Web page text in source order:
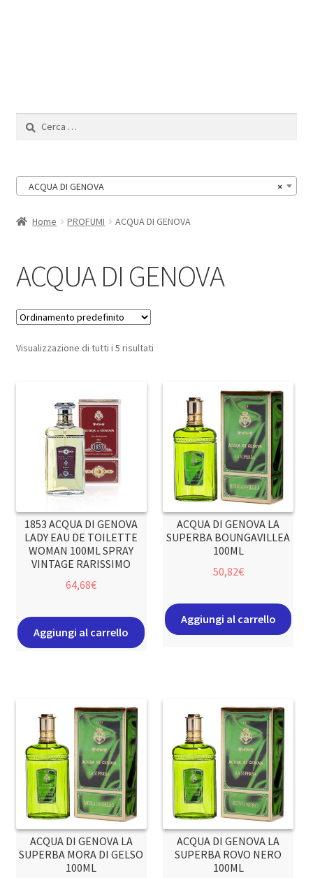
×
ACQUA DI GENOVA
Home PROFUMI ACQUA DI GENOVA
ACQUA DI GENOVA
Visualizzazione di tutti i 5 risultati
1853 ACQUA DI GENOVA
LADY EAU DE TOILETTE
WOMAN 100ML SPRAY
VINTAGE RARISSIMO
64,68€
Aggiungi al carrello
ACQUA DI GENOVA LA
SUPERBA BOUNGAVILLEA
100ML
50,82€
Aggiungi al carrello
ACQUA DI GENOVA LA
SUPERBA MORA DI GELSO
100ML
ACQUA DI GENOVA LA
SUPERBA ROVO NERO
100ML